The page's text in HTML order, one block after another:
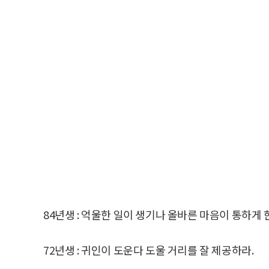
84년생 : 억울한 일이 생기나 올바른 마음이 통하게
72년생 : 귀인이 도운다 도울 거리를 잘 제공하라.